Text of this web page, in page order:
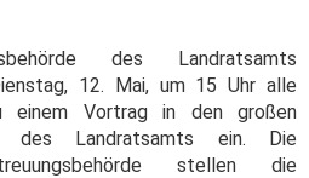
des Landratsamts
12. Mai, um 15 Uhr alle
einem Vortrag in den großen
des Landratsamts ein. Die
stellen die